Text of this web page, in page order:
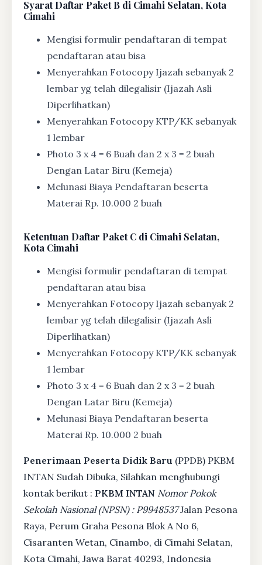
SyaratDaftar Paket B di Cimahi Selatan, Kota
Cimahi
Mengisi formulir pendaftaran di tempat
pendaftaran atau bisa
Menyerahkan Fotocopy Ijazah sebanyak 2
lembar yg telah dilegalisir (Ijazah Asli
Diperlihatkan)
Menyerahkan Fotocopy KTP/KK sebanyak
1 lembar
Photo 3 x 4 = 6 Buah dan 2 x 3 = 2 buah
Dengan Latar Biru (Kemeja)
Melunasi Biaya Pendaftaran beserta
Materai Rp. 10.000 2 buah
Ketentuan Daftar Paket C di Cimahi Selatan,
Kota Cimahi
Mengisi formulir pendaftaran di tempat
pendaftaran atau bisa
Menyerahkan Fotocopy Ijazah sebanyak 2
lembar yg telah dilegalisir (Ijazah Asli
Diperlihatkan)
Menyerahkan Fotocopy KTP/KK sebanyak
1 lembar
Photo 3 x 4 = 6 Buah dan 2 x 3 = 2 buah
Dengan Latar Biru (Kemeja)
Melunasi Biaya Pendaftaran beserta
Materai Rp. 10.000 2 buah
Penerimaan Peserta Didik Baru (PPDB) PKBM
INTAN Sudah Dibuka, Silahkan menghubungi
kontak berikut : PKBM INTAN Nomor Pokok
Sekolah Nasional (NPSN) : P9948537Jalan Pesona
Raya, Perum Graha Pesona Blok A No 6,
Cisaranten Wetan, Cinambo, di Cimahi Selatan,
Kota Cimahi, Jawa Barat 40293, Indonesia